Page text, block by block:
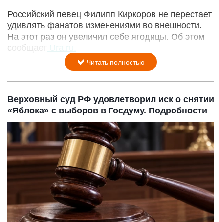
Российский певец Филипп Киркоров не перестает
удивлять фанатов изменениями во внешности.
На этот раз он увеличил себе ягодицы. Об этом
сообщает Ura.ru.
Читать полностью
Верховный суд РФ удовлетворил иск о снятии
«Яблока» с выборов в Госдуму. Подробности